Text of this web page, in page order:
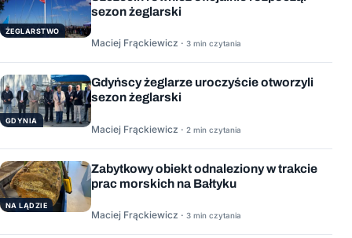
ŻEGLARSTWO
sezon żeglarski
Maciej Frąckiewicz · 3 min czytania
GDYNIA
Gdyńscy żeglarze uroczyście otworzyli
sezon żeglarski
Maciej Frąckiewicz · 2 min czytania
NA LĄDZIE
Zabytkowy obiekt odnaleziony w trakcie
prac morskich na Bałtyku
Maciej Frąckiewicz · 3 min czytania